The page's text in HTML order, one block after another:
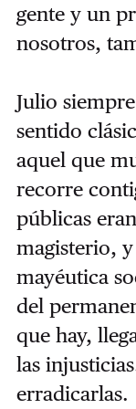
gente y un
nosotros,
Julio
sentido
aquel que
recorre
públicas
magisterio,
mayéutica
del
que hay,
las
erradicarlas.